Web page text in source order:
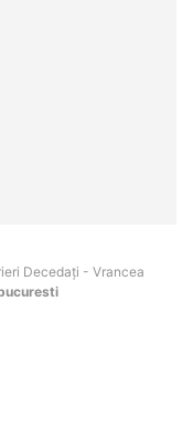
Decedați - Vrancea